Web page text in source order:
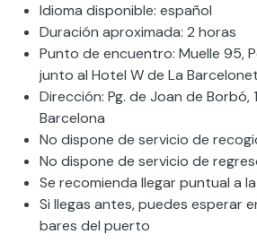
Idioma disponible: español
Duración aproximada: 2 horas
Punto de encuentro: Muelle 95,
junto al Hotel W de La
Dirección: Pg. de Joan de Borbó,
Barcelona
No dispone de servicio de
No dispone de servicio de
Se recomienda llegar puntual a
Si llegas antes, puedes esperar
bares del puerto